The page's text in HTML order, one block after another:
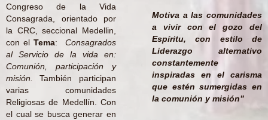
Congreso de la Vida
Consagrada, orientado por
la CRC, seccional Medellin,
con el Tema: Consagrados
al Servicio de la vida en:
Comunión, participación y
misión. También participan
varias comunidades
Religiosas de Medellín. Con
el cual se busca generar en
Motiva a las comunidades
a vivir con el gozo del
Espíritu, con estilo de
Liderazgo alternativo
constantemente
inspiradas en el carisma
que estén sumergidas en
la comunión y misión”